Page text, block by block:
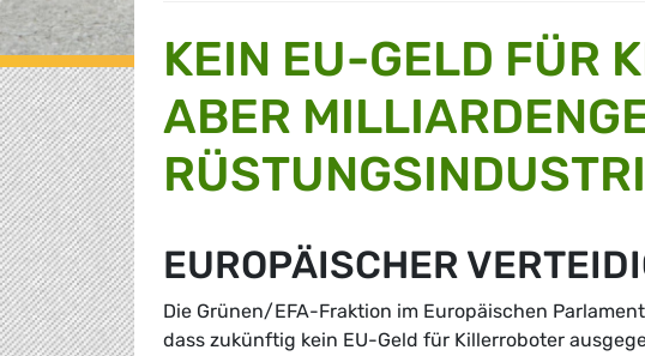
KEIN EU-GELD FÜR
ABER
EUROPÄISCHER
Die Grünen/EFA-Fraktion im Europäischen
dass zukünftig kein EU-Geld für Killerroboter